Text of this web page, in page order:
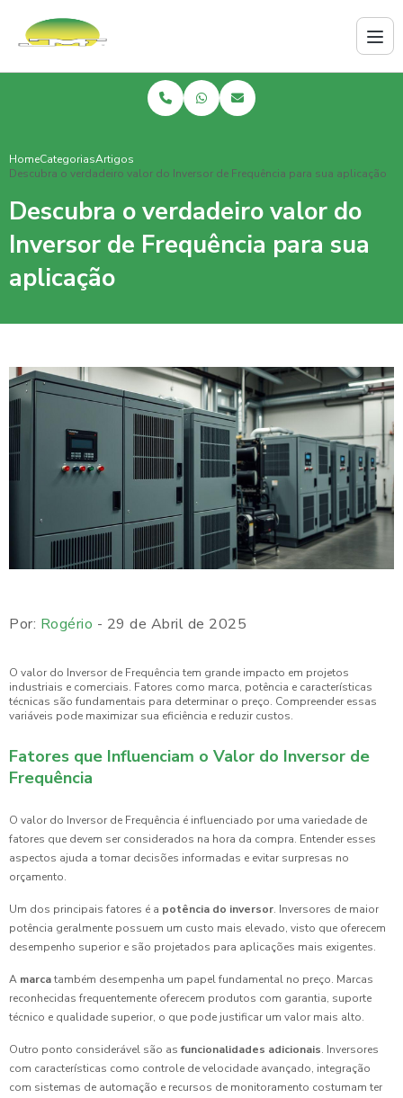
HomeCategoriasArtigos
Descubra o verdadeiro valor do Inversor de Frequência para sua aplicação
Descubra o verdadeiro valor do
Inversor de Frequência para sua
aplicação
Por: Rogério - 29 de Abril de 2025
O valor do Inversor de Frequência tem grande impacto em projetos
industriais e comerciais. Fatores como marca, potência e características
técnicas são fundamentais para determinar o preço. Compreender essas
variáveis pode maximizar sua eficiência e reduzir custos.
Fatores que Influenciam o Valor do Inversor de
Frequência
O valor do Inversor de Frequência é influenciado por uma variedade de
fatores que devem ser considerados na hora da compra. Entender esses
aspectos ajuda a tomar decisões informadas e evitar surpresas no
orçamento.
Um dos principais fatores é a potência do inversor. Inversores de maior
potência geralmente possuem um custo mais elevado, visto que oferecem
desempenho superior e são projetados para aplicações mais exigentes.
A marcatambém desempenha um papel fundamental no preço. Marcas
reconhecidas frequentemente oferecem produtos com garantia, suporte
técnico e qualidade superior, o que pode justificar um valor mais alto.
Outro ponto considerável são as funcionalidades adicionais. Inversores
com características como controle de velocidade avançado, integração
com sistemas de automação e recursos de monitoramento costumam ter